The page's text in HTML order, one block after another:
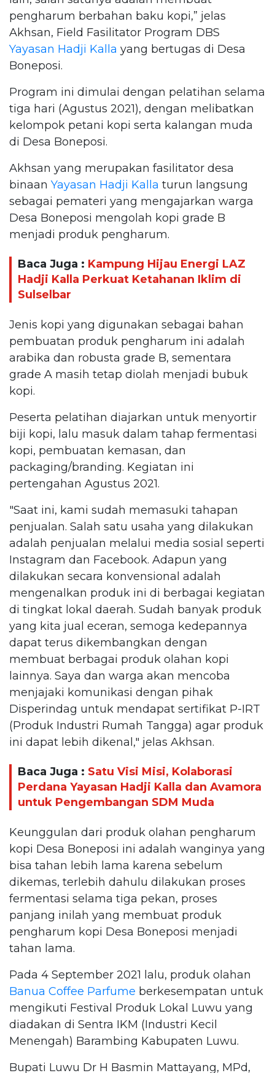
pengharum berbahan baku kopi,” jelas
Akhsan, Field Fasilitator Program DBS
Yayasan Hadji Kalla yang bertugas di Desa
Boneposi.
Program ini dimulai dengan pelatihan selama
tiga hari (Agustus 2021), dengan melibatkan
kelompok petani kopi serta kalangan muda
di Desa Boneposi.
Akhsan yang merupakan fasilitator desa
binaan Yayasan Hadji Kalla turun langsung
sebagai pemateri yang mengajarkan warga
Desa Boneposi mengolah kopi grade B
menjadi produk pengharum.
Baca Juga : Kampung Hijau Energi LAZ
Hadji Kalla Perkuat Ketahanan Iklim di
Sulselbar
Jenis kopi yang digunakan sebagai bahan
pembuatan produk pengharum ini adalah
arabika dan robusta grade B, sementara
grade A masih tetap diolah menjadi bubuk
kopi.
Peserta pelatihan diajarkan untuk menyortir
biji kopi, lalu masuk dalam tahap fermentasi
kopi, pembuatan kemasan, dan
packaging/branding. Kegiatan ini
pertengahan Agustus 2021.
"Saat ini, kami sudah memasuki tahapan
penjualan. Salah satu usaha yang dilakukan
adalah penjualan melalui media sosial seperti
Instagram dan Facebook. Adapun yang
dilakukan secara konvensional adalah
mengenalkan produk ini di berbagai kegiatan
di tingkat lokal daerah. Sudah banyak produk
yang kita jual eceran, semoga kedepannya
dapat terus dikembangkan dengan
membuat berbagai produk olahan kopi
lainnya. Saya dan warga akan mencoba
menjajaki komunikasi dengan pihak
Disperindag untuk mendapat sertifikat P-IRT
(Produk Industri Rumah Tangga) agar produk
ini dapat lebih dikenal," jelas Akhsan.
Baca Juga : Satu Visi Misi, Kolaborasi
Perdana Yayasan Hadji Kalla dan Avamora
untuk Pengembangan SDM Muda
Keunggulan dari produk olahan pengharum
kopi Desa Boneposi ini adalah wanginya yang
bisa tahan lebih lama karena sebelum
dikemas, terlebih dahulu dilakukan proses
fermentasi selama tiga pekan, proses
panjang inilah yang membuat produk
pengharum kopi Desa Boneposi menjadi
tahan lama.
Pada 4 September 2021 lalu, produk olahan
Banua Coffee Parfume berkesempatan untuk
mengikuti Festival Produk Lokal Luwu yang
diadakan di Sentra IKM (Industri Kecil
Menengah) Barambing Kabupaten Luwu.
Bupati Luwu Dr H Basmin Mattayang, MPd,